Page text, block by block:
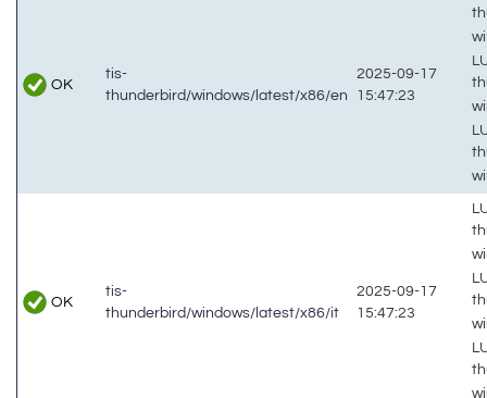
OK
tis-
thunderbird/windows/latest/x86/en
2025-09-17
15:47:23
OK
tis-
thunderbird/windows/latest/x86/it
2025-09-17
15:47:23